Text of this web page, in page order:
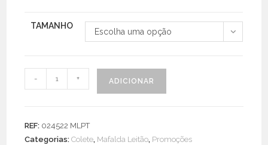
TAMANHO
Escolha uma opção
de
- + ADICIONAR
REF: 024522 MLPT
Categorias:Colete, Mafalda Leitão, Promoções